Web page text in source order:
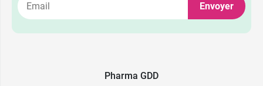
Envoyer
Pharma GDD